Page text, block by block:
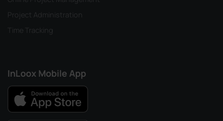
Project Administration
Time Tracking
InLoox Mobile App